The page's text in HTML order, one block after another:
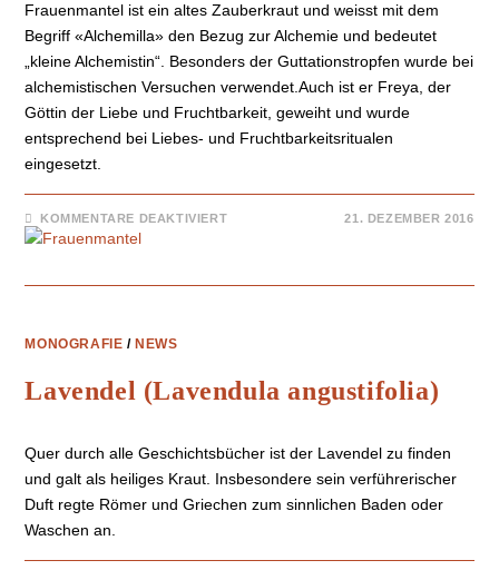
Frauenmantel ist ein altes Zauberkraut und weisst mit dem
Begriff «Alchemilla» den Bezug zur Alchemie und bedeutet
„kleine Alchemistin“. Besonders der Guttationstropfen wurde bei
alchemistischen Versuchen verwendet.Auch ist er Freya, der
Göttin der Liebe und Fruchtbarkeit, geweiht und wurde
entsprechend bei Liebes- und Fruchtbarkeitsritualen
eingesetzt.
KOMMENTARE DEAKTIVIERT 21. DEZEMBER 2016
MONOGRAFIE / NEWS
Lavendel (Lavendula angustifolia)
Quer durch alle Geschichtsbücher ist der Lavendel zu finden
und galt als heiliges Kraut. Insbesondere sein verführerischer
Duft regte Römer und Griechen zum sinnlichen Baden oder
Waschen an.